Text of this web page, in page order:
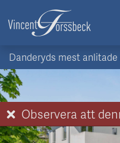
Danderyds mest
Observera att